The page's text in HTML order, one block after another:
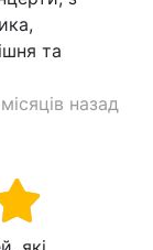
та
місяців назад